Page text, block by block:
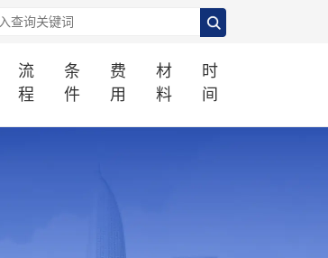
流
程
条
件
费
用
材
料
时
间